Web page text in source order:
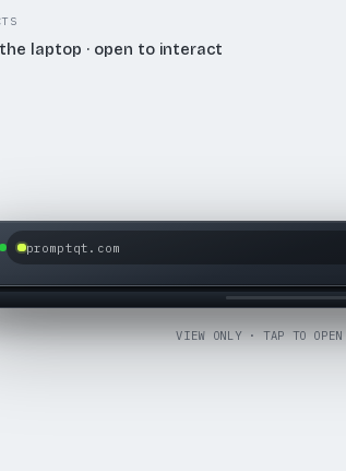
laptop · open to interact
promptqt.com
OPEN LIVE SITE
VIEW ONLY · TAP TO